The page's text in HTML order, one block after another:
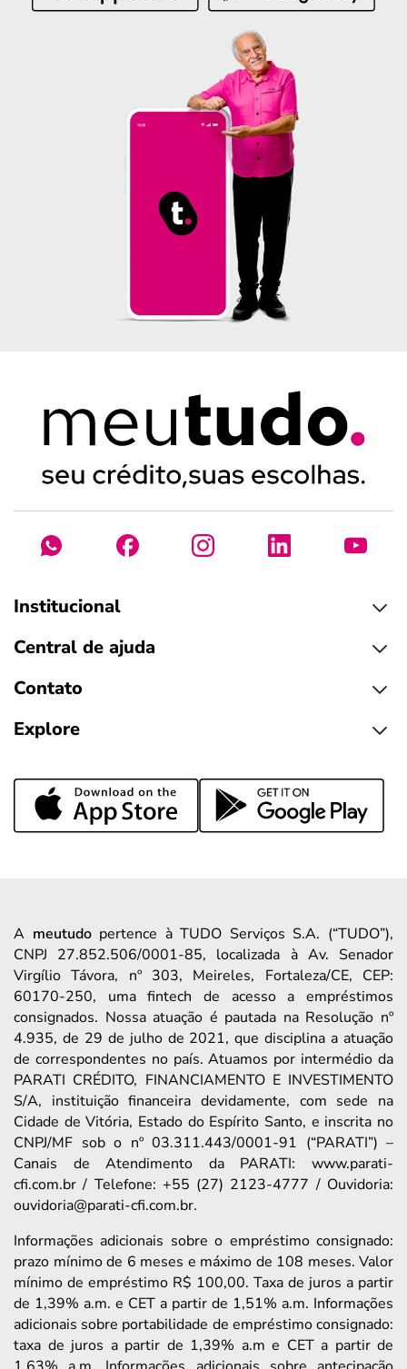
Institucional
Central de ajuda
Contato
Explore
A meutudopertence à TUDO Serviços S.A. (“TUDO”),
CNPJ 27.852.506/0001-85, localizada à Av. Senador
Virgílio Távora, nº 303, Meireles, Fortaleza/CE, CEP:
60170-250, uma fintech de acesso a empréstimos
consignados. Nossa atuação é pautada na Resolução nº
4.935, de 29 de julho de 2021, que disciplina a atuação
de correspondentes no país. Atuamos por intermédio da
PARATI CRÉDITO, FINANCIAMENTO E INVESTIMENTO
S/A, instituição financeira devidamente, com sede na
Cidade de Vitória, Estado do Espírito Santo, e inscrita no
CNPJ/MF sob o nº 03.311.443/0001-91 (“PARATI”) –
Canais de Atendimento da PARATI: www.parati-
cfi.com.br / Telefone: +55 (27) 2123-4777 / Ouvidoria:
ouvidoria@parati-cfi.com.br.
Informações adicionais sobre o empréstimo consignado:
prazo mínimo de 6 meses e máximo de 108 meses. Valor
mínimo de empréstimo R$ 100,00. Taxa de juros a partir
de 1,39% a.m. e CET a partir de 1,51% a.m. Informações
adicionais sobre portabilidade de empréstimo consignado:
taxa de juros a partir de 1,39% a.m e CET a partir de